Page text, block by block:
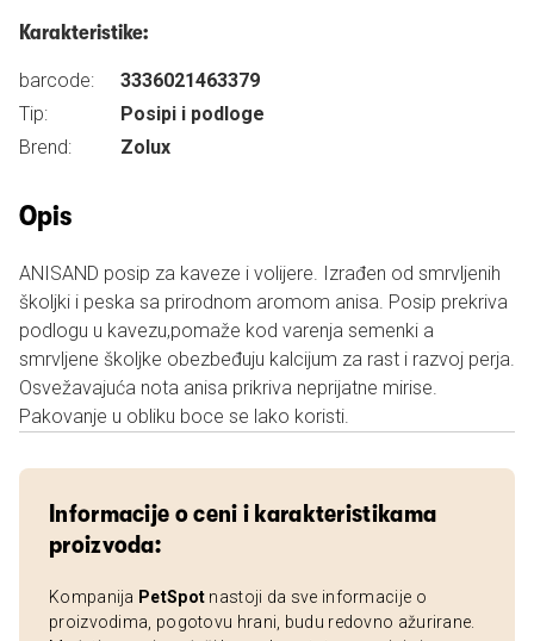
Karakteristike:
barcode:
3336021463379
Tip:
Posipi i podloge
Brend:
Zolux
Opis
ANISAND posip za kaveze i volijere. Izrađen od smrvljenih
školjki i peska sa prirodnom aromom anisa. Posip prekriva
podlogu u kavezu,pomaže kod varenja semenki a
smrvljene školjke obezbeđuju kalcijum za rast i razvoj perja.
Osvežavajuća nota anisa prikriva neprijatne mirise.
Pakovanje u obliku boce se lako koristi.
Informacije o ceni i karakteristikama
proizvoda:
Kompanija PetSpot nastoji da sve informacije o
proizvodima, pogotovu hrani, budu redovno ažurirane.